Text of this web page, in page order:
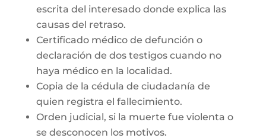
escrita del interesado donde explica las
causas del retraso.
Certificado médico de defunción o
declaración de dos testigos cuando no
haya médico en la localidad.
Copia de la cédula de ciudadanía de
quien registra el fallecimiento.
Orden judicial, si la muerte fue violenta o
se desconocen los motivos.